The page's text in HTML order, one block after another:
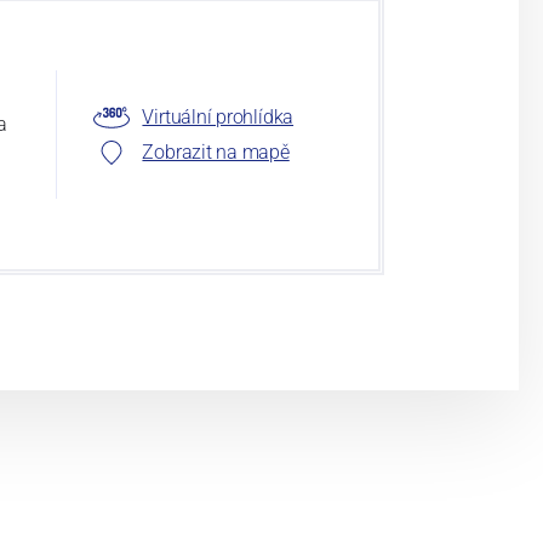
Virtuální prohlídka
Zobrazit na mapě